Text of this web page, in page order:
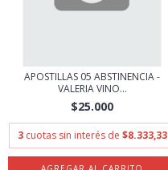
APOSTILLAS 05 ABSTINENCIA -
VALERIA VINO...
$25.000
3 cuotas sin interés de $8.333,33